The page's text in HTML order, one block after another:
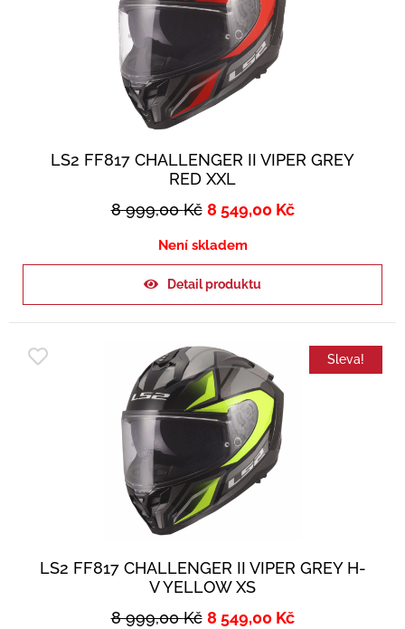
LS2 FF817 CHALLENGER II VIPER GREY
RED XXL
8 999,00Kč 8 549,00 Kč
Není skladem
Detail produktu
Sleva!
LS2 FF817 CHALLENGER II VIPER GREY H-
V YELLOW XS
8 999,00Kč 8 549,00 Kč